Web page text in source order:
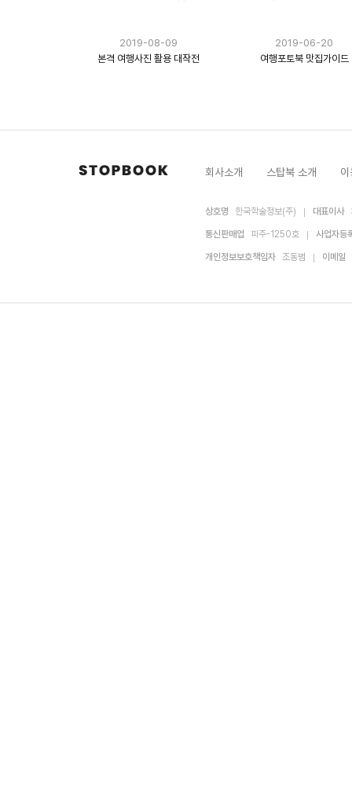
2019-08-09
본격 여행사진 활용 대작전
2019-06-20
여행포토북 맛집가이드
회사소개 스탑북 소개
상호명 한국학술정보(주) 대표이사
통신판매업 파주-1250호 사업자등
개인정보보호책임자 조동범 이메일